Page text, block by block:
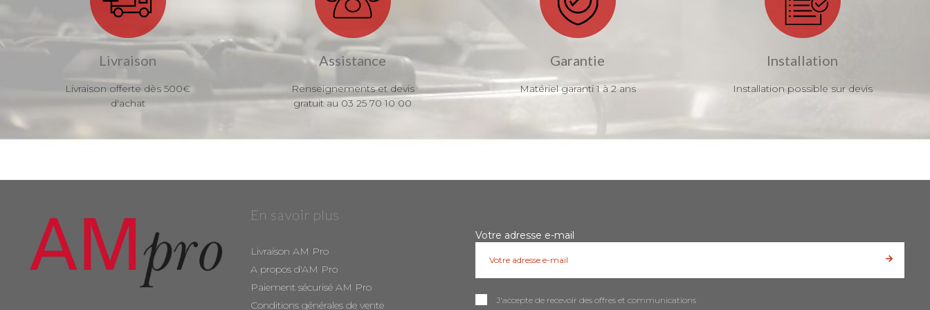
Livraison
Livraison offerte dès 500€
d'achat
Assistance
Renseignements et devis
gratuit au 03 25 70 10 00
Garantie
Matériel garanti 1 à 2 ans
Installation
Installation possible sur devis
En savoir plus
Livraison AM Pro
A propos d'AM Pro
Paiement sécurisé AM Pro
Conditions générales de vente
Votre adresse e-mail
J'accepte de recevoir des offres et communications